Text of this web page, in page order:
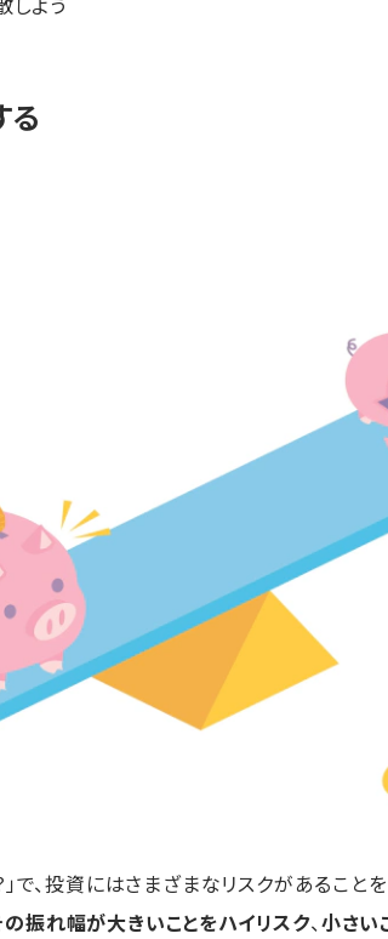
る
で、投資にはさまざまなリスクがあること
の振れ幅が大きいことをハイリスク、小さい